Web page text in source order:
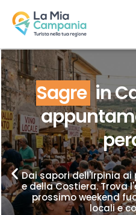
Sagre in
Dai sapori dell'Irpinia
e della Costiera. Trova
prossimo weekend
locali e